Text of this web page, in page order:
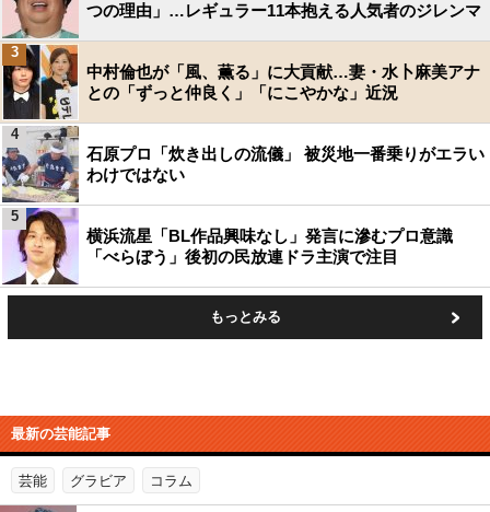
つの理由」…レギュラー11本抱える人気者のジレンマ
中村倫也が「風、薫る」に大貢献…妻・水卜麻美アナ
との「ずっと仲良く」「にこやかな」近況
3
石原プロ「炊き出しの流儀」 被災地一番乗りがエラい
わけではない
4
横浜流星「BL作品興味なし」発言に滲むプロ意識
「べらぼう」後初の民放連ドラ主演で注目
5
もっとみる
最新の芸能記事
芸能 グラビア コラム